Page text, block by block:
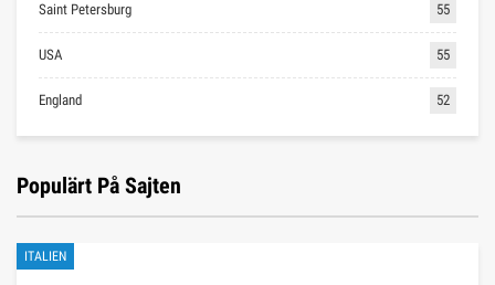
Saint Petersburg 55
USA 55
England 52
Populärt På Sajten
ITALIEN